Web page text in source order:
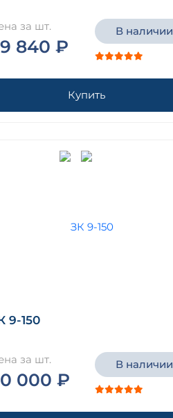
за шт.
840 ₽
В наличии
Купить
9-150
за шт.
000 ₽
В наличии